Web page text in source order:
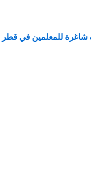
للمعلمين في قطر